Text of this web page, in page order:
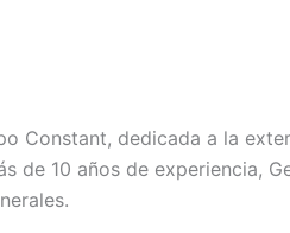
Constant, dedicada a la
de 10 años de experiencia,